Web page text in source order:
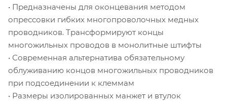
• Предназначены для оконцевания методом
опрессовки гибких многопроволочных медных
проводников. Трансформируют концы
многожильных проводов в монолитные штифты
• Современная альтернатива обязательному
облуживанию концов многожильных проводников
при подсоединении к клеммам
• Размеры изолированных манжет и втулок